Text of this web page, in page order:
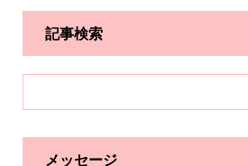
記事検索
メッセージ